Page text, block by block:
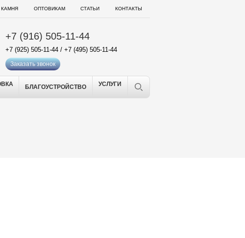
ОПТОВИКАМ СТАТЬИ КОНТАКТЫ
+7 (916) 505-11-44
+7 (925) 505-11-44 / +7 (495) 505-11-44
Заказать звонок
БЛАГОУСТРОЙСТВО УСЛУГИ